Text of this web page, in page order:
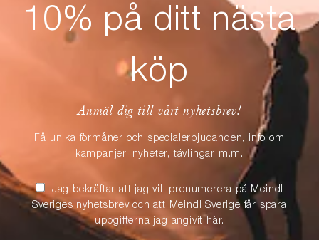
10% på ditt nästa
köp
Anmäl dig till vårt nyhetsbrev!
Få unika förmåner och specialerbjudanden, info om
kampanjer, nyheter, tävlingar m.m.
Jag bekräftar att jag vill prenumerera på Meindl
Sveriges nyhetsbrev och att Meindl Sverige får spara
uppgifterna jag angivit här.